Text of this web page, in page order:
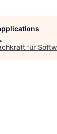
.
für